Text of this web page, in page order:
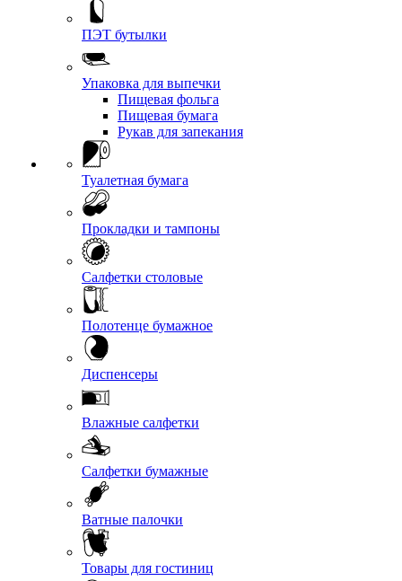
ПЭТ бутылки
Упаковка для выпечки
Пищевая фольга
Пищевая бумага
Рукав для запекания
Туалетная бумага
Прокладки и тампоны
Салфетки столовые
Полотенце бумажное
Диспенсеры
Влажные салфетки
Салфетки бумажные
Ватные палочки
Товары для гостиниц